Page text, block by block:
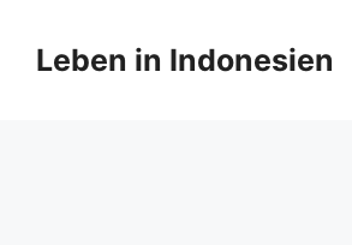
Inhalt
springen
Leben in Indonesien